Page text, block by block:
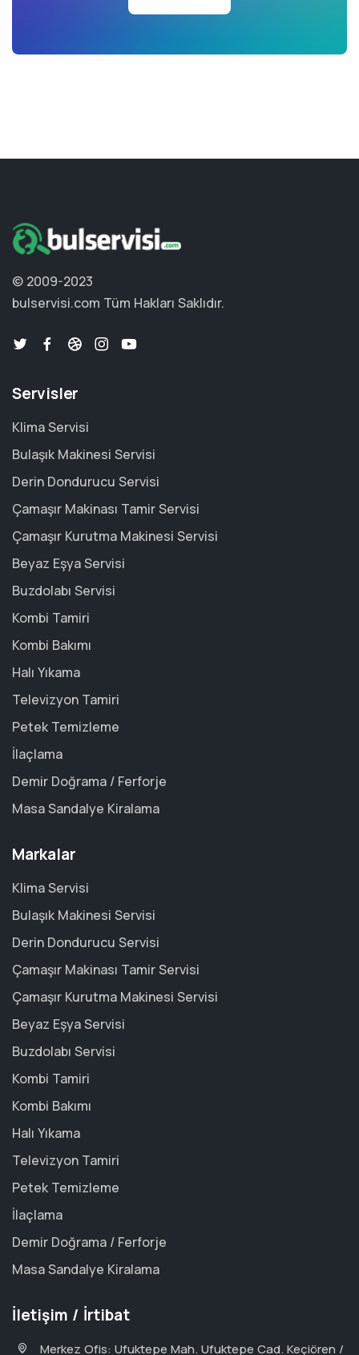
© 2009-2023
bulservisi.com Tüm Hakları Saklıdır.
Servisler
Klima Servisi
Bulaşık Makinesi Servisi
Derin Dondurucu Servisi
Çamaşır Makinası Tamir Servisi
Çamaşır Kurutma Makinesi Servisi
Beyaz Eşya Servisi
Buzdolabı Servisi
Kombi Tamiri
Kombi Bakımı
Halı Yıkama
Televizyon Tamiri
Petek Temizleme
İlaçlama
Demir Doğrama / Ferforje
Masa Sandalye Kiralama
Markalar
Klima Servisi
Bulaşık Makinesi Servisi
Derin Dondurucu Servisi
Çamaşır Makinası Tamir Servisi
Çamaşır Kurutma Makinesi Servisi
Beyaz Eşya Servisi
Buzdolabı Servisi
Kombi Tamiri
Kombi Bakımı
Halı Yıkama
Televizyon Tamiri
Petek Temizleme
İlaçlama
Demir Doğrama / Ferforje
Masa Sandalye Kiralama
İletişim / İrtibat
Merkez Ofis: Ufuktepe Mah. Ufuktepe Cad. Keçiören /